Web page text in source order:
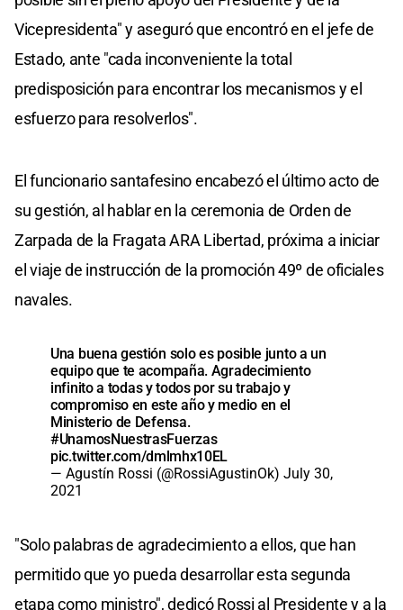
Vicepresidenta" y aseguró que encontró en el jefe de
Estado, ante "cada inconveniente la total
predisposición para encontrar los mecanismos y el
esfuerzo para resolverlos".
El funcionario santafesino encabezó el último acto de
su gestión, al hablar en la ceremonia de Orden de
Zarpada de la Fragata ARA Libertad, próxima a iniciar
el viaje de instrucción de la promoción 49º de oficiales
navales.
Una buena gestión solo es posible junto a un
equipo que te acompaña. Agradecimiento
infinito a todas y todos por su trabajo y
compromiso en este año y medio en el
Ministerio de Defensa.
#UnamosNuestrasFuerzas
pic.twitter.com/dmlmhx10EL
— Agustín Rossi (@RossiAgustinOk) July 30,
2021
"Solo palabras de agradecimiento a ellos, que han
permitido que yo pueda desarrollar esta segunda
etapa como ministro", dedicó Rossi al Presidente y a la